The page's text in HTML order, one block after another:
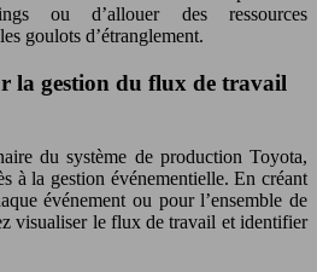
ou d’allouer des ressources
goulots d’étranglement.
la gestion du flux de travail
du système de production Toyota,
à la gestion événementielle. En créant
événement ou pour l’ensemble de
visualiser le flux de travail et identifier